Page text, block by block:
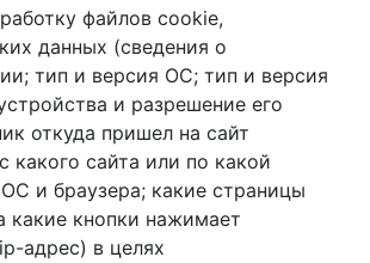
- оптовые продажи
г. Щелково, пер.
владение 2.
файлов cookie,
данных (сведения о
тип и версия ОС; тип и версия
и разрешение его
откуда пришел на сайт
какого сайта или по какой
и браузера; какие страницы
какие кнопки нажимает
адрес) в целях